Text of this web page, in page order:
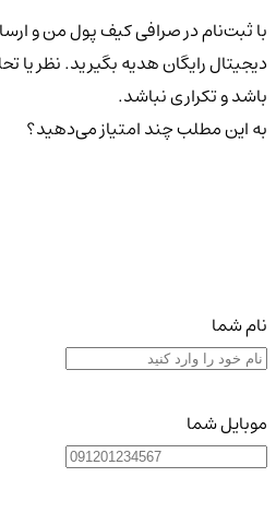
با ثبت‌نام در صرافی کیف پول من و
باشد و تکراری نباشد.
به این مطلب چند امتیاز می‌دهید؟
نام شما
موبایل شما